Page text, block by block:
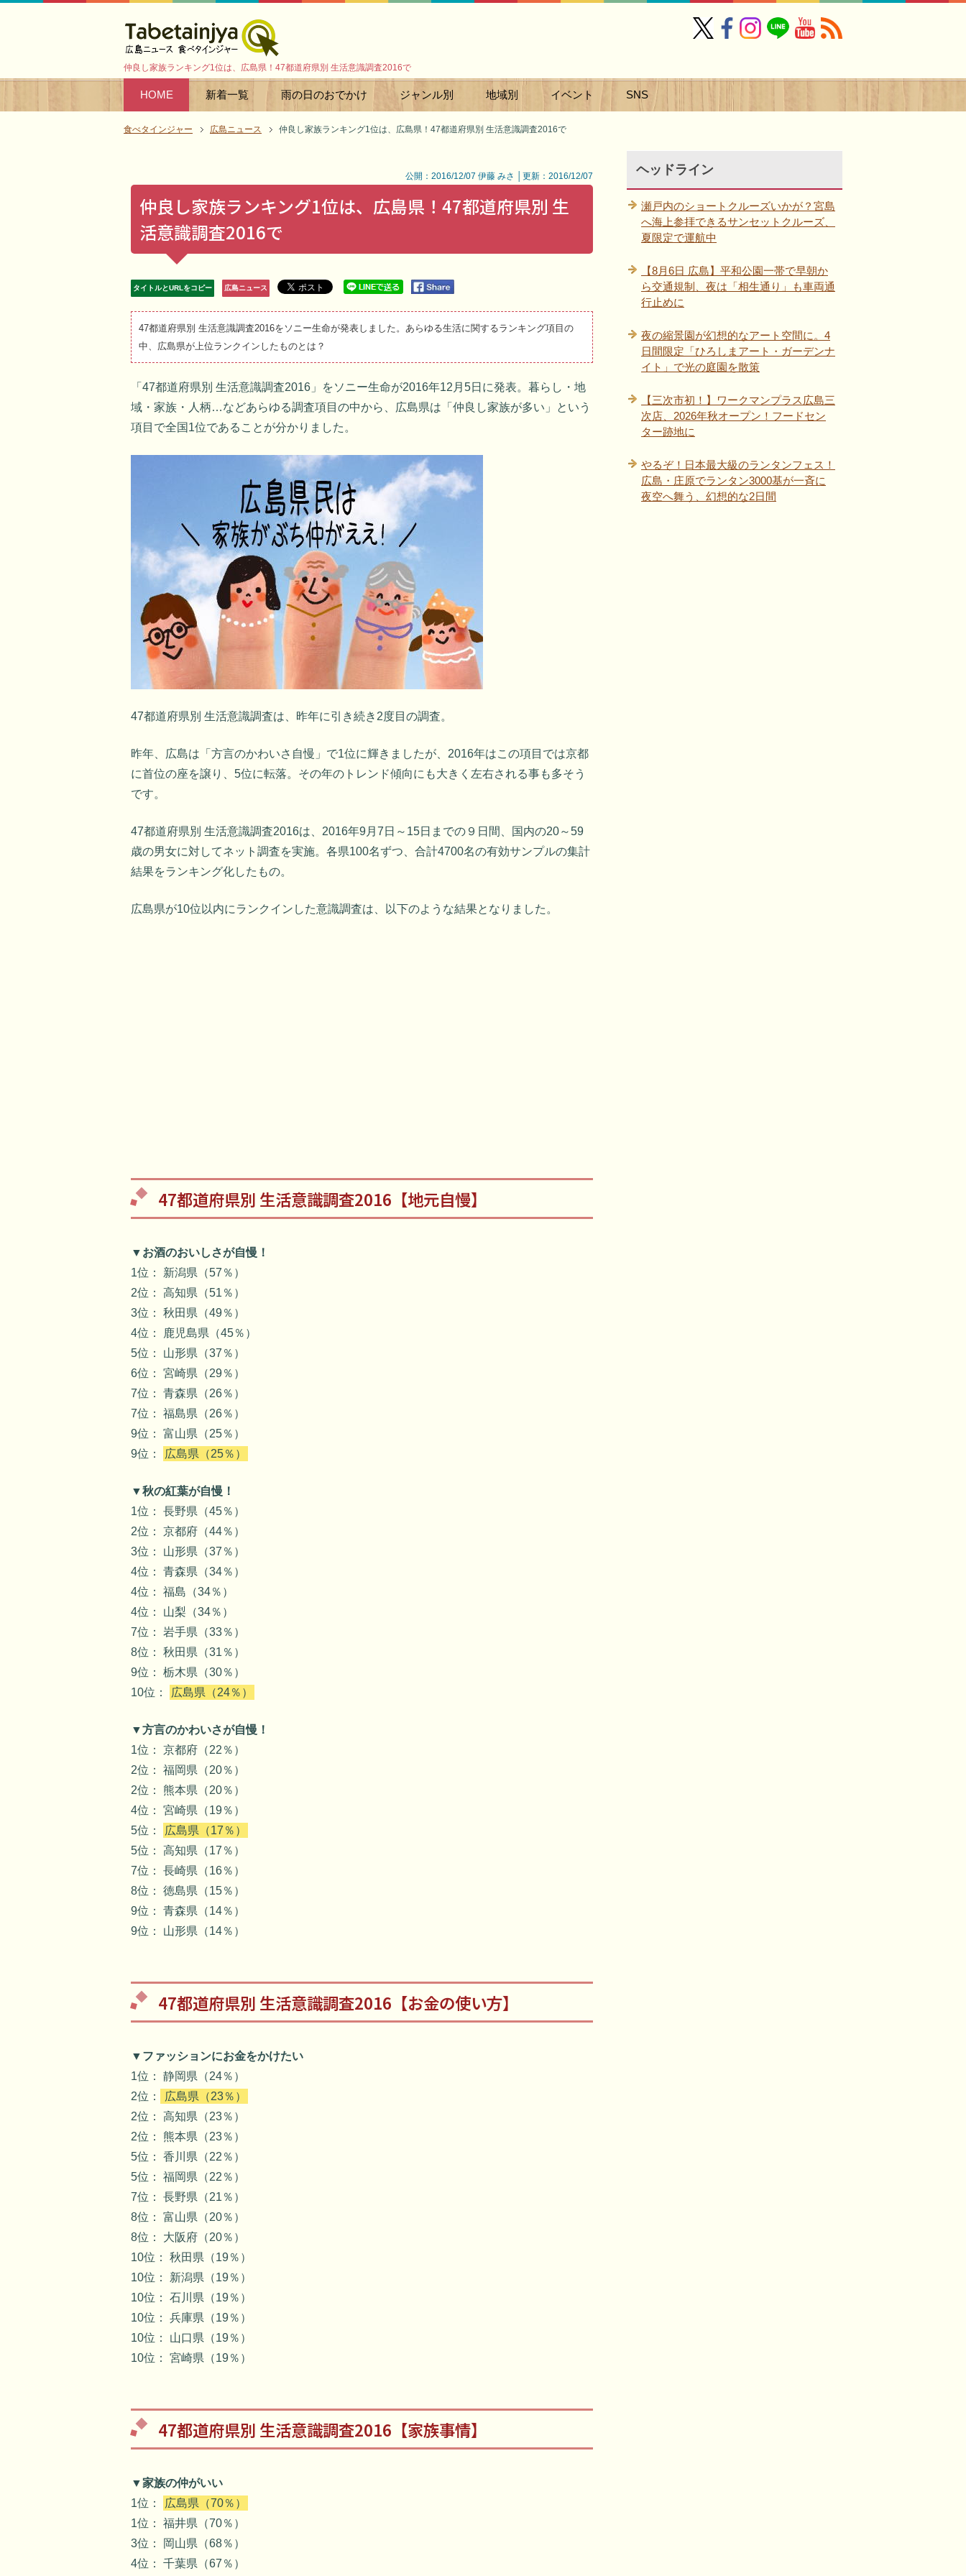
仲良し家族ランキング1位は、広島県！47都道府県別 生活意識調査2016で
HOME 新着一覧 雨の日のおでかけ ジャンル別 地域別 イベント SNS
食べタインジャー 広島ニュース 仲良し家族ランキング1位は、広島県！47都道府県別 生活意識調査2016で
公開：2016/12/07 伊藤 みさ │更新：2016/12/07
仲良し家族ランキング1位は、広島県！47都道府県別 生
活意識調査2016で
タイトルとURLをコピー 広島ニュース
47都道府県別 生活意識調査2016をソニー生命が発表しました。あらゆる生活に関するランキング項目の
中、広島県が上位ランクインしたものとは？
「47都道府県別 生活意識調査2016」をソニー生命が2016年12月5日に発表。暮らし・地
域・家族・人柄…などあらゆる調査項目の中から、広島県は「仲良し家族が多い」という
項目で全国1位であることが分かりました。
47都道府県別 生活意識調査は、昨年に引き続き2度目の調査。
昨年、広島は「方言のかわいさ自慢」で1位に輝きましたが、2016年はこの項目では京都
に首位の座を譲り、5位に転落。その年のトレンド傾向にも大きく左右される事も多そう
です。
47都道府県別 生活意識調査2016は、2016年9月7日～15日までの９日間、国内の20～59
歳の男女に対してネット調査を実施。各県100名ずつ、合計4700名の有効サンプルの集計
結果をランキング化したもの。
広島県が10位以内にランクインした意識調査は、以下のような結果となりました。
47都道府県別 生活意識調査2016【地元自慢】
▼お酒のおいしさが自慢！
1位： 新潟県（57％）
2位： 高知県（51％）
3位： 秋田県（49％）
4位： 鹿児島県（45％）
5位： 山形県（37％）
6位： 宮崎県（29％）
7位： 青森県（26％）
7位： 福島県（26％）
9位： 富山県（25％）
9位：
広島県（25％）
▼秋の紅葉が自慢！
1位： 長野県（45％）
2位： 京都府（44％）
3位： 山形県（37％）
4位： 青森県（34％）
4位： 福島（34％）
4位： 山梨（34％）
7位： 岩手県（33％）
8位： 秋田県（31％）
9位： 栃木県（30％）
10位：
広島県（24％）
▼方言のかわいさが自慢！
1位： 京都府（22％）
2位： 福岡県（20％）
2位： 熊本県（20％）
4位： 宮崎県（19％）
5位：
広島県（17％）
5位： 高知県（17％）
7位： 長崎県（16％）
8位： 徳島県（15％）
9位： 青森県（14％）
9位： 山形県（14％）
47都道府県別 生活意識調査2016【お金の使い方】
▼ファッションにお金をかけたい
1位： 静岡県（24％）
2位：
広島県（23％）
2位： 高知県（23％）
2位： 熊本県（23％）
5位： 香川県（22％）
5位： 福岡県（22％）
7位： 長野県（21％）
8位： 富山県（20％）
8位： 大阪府（20％）
10位： 秋田県（19％）
10位： 新潟県（19％）
10位： 石川県（19％）
10位： 兵庫県（19％）
10位： 山口県（19％）
10位： 宮崎県（19％）
47都道府県別 生活意識調査2016【家族事情】
▼家族の仲がいい
1位：
広島県（70％）
1位： 福井県（70％）
3位： 岡山県（68％）
4位： 千葉県（67％）
ヘッドライン
瀬戸内のショートクルーズいかが？宮島
へ海上参拝できるサンセットクルーズ、
夏限定で運航中
【8月6日 広島】平和公園一帯で早朝か
ら交通規制、夜は「相生通り」も車両通
行止めに
夜の縮景園が幻想的なアート空間に。4
日間限定「ひろしまアート・ガーデンナ
イト」で光の庭園を散策
【三次市初！】ワークマンプラス広島三
次店、2026年秋オープン！フードセン
ター跡地に
やるぞ！日本最大級のランタンフェス！
広島・庄原でランタン3000基が一斉に
夜空へ舞う、幻想的な2日間